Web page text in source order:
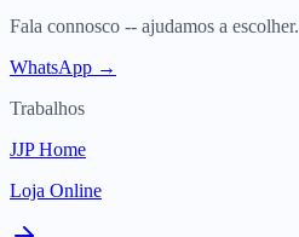
Fala connosco -- ajudamos a escolher.
WhatsApp →
Trabalhos
JJP Home
Loja Online